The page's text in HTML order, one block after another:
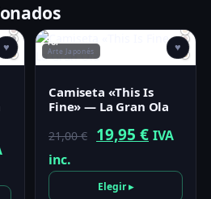
♥ Arte Japonés
TOP
Camiseta «This Is
Fine» — La Gran Ola
21,00€
El
original
19,95 €El
actual
IVA
inc.
Elegir ▸
♥